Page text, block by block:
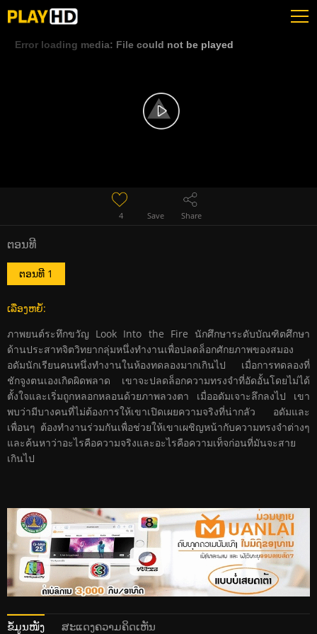
Error loading media: File could not be played
4 Save Share
ຕອນທີ
ຕອນທີ 1
ເລື່ອງຫຍໍ້:
ภาพยนต์ระทึกขวัญ Look Into the Fire นักศึกษาระดับบัณฑิตศึกษา
ด้านประสาทจิตวิทยากลุ่มหนึ่งทำงานเพื่อปลดล็อกศักยภาพของสมอง
อดัมนักเรียนคนหนึ่งทำงานในห้องทดลองมากเกินไป เมื่อการทดลองที่
ชักจูงตนเองเกิดผิดพลาด เขาจะปลดล็อกความทรงจำที่อัดอั้นโดยไม่ได้
ตั้งใจและเริ่มถูกหลอกหลอนด้วยภาพลวงตา เมื่ออดัมเจาะลึกลงไป เขา
พบว่ามีบางคนที่ไม่ต้องการให้เขาเปิดเผยความจริงที่น่ากลัว อดัมและ
เพื่อนๆ ต้องทำงานร่วมกันเพื่อช่วยให้เขาเผชิญหน้ากับความทรงจำต่างๆ
และค้นหาว่าอะไรคือความจริงและอะไรคือความเท็จก่อนที่มันจะสาย
เกินไป
ຂໍ້ມູນໜັງ ສະແດງຄວາມຄິດເຫັນ